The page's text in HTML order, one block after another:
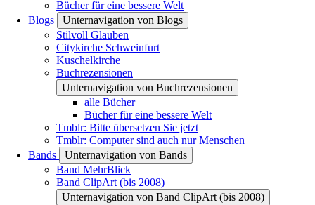
Bücher für eine bessere Welt
Blogs
Unternavigation von Blogs
Stilvoll Glauben
Citykirche Schweinfurt
Kuschelkirche
Buchrezensionen
Unternavigation von Buchrezensionen
alle Bücher
Bücher für eine bessere Welt
Tmblr: Bitte übersetzen Sie jetzt
Tmblr: Computer sind auch nur Menschen
Bands
Unternavigation von Bands
Band MehrBlick
Band ClipArt (bis 2008)
Unternavigation von Band ClipArt (bis 2008)